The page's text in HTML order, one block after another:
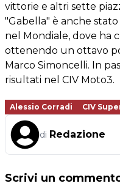
vittorie e altri sette
"Gabella" è anche
nel Mondiale, dove ha
ottenendo un ottavo
Marco Simoncelli. In
risultati nel CIV Moto3.
Alessio Corradi CIV
di Redazione
Scrivi un